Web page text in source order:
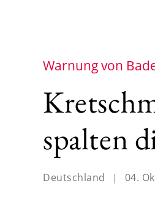
Warnung von
spalten
Deutschland | 04.